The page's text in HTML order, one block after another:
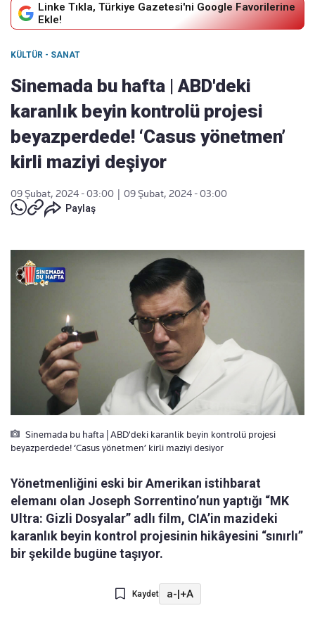
Linke Tıkla, Türkiye Gazetesi'ni Google Favorilerine
Ekle!
KÜLTÜR - SANAT
Sinemada bu hafta | ABD'deki
karanlık beyin kontrolü projesi
beyazperdede! ‘Casus yönetmen’
kirli maziyi deşiyor
09 Şubat, 2024 - 03:00
09 Şubat, 2024 - 03:00
Paylaş
Sinemada bu hafta | ABD'deki karanlik beyin kontrolü projesi
beyazperdede! ‘Casus yönetmen’ kirli maziyi desiyor
Yönetmenliğini eski bir Amerikan istihbarat
elemanı olan Joseph Sorrentino’nun yaptığı “MK
Ultra: Gizli Dosyalar” adlı film, CIA’in mazideki
karanlık beyin kontrol projesinin hikâyesini “sınırlı”
bir şekilde bugüne taşıyor.
Kaydet a-|+A